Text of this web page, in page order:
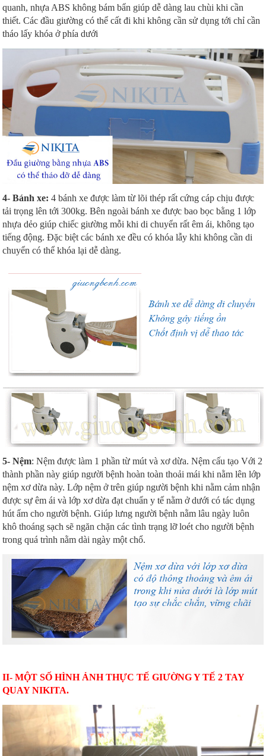
quanh, nhựa ABS không bám bẩn giúp dễ dàng lau chùi khi cần
thiết. Các đầu giường có thể cất đi khi không cần sử dụng tới chỉ cần
tháo lấy khóa ở phía dưới
4- Bánh xe: 4 bánh xe được làm từ lõi thép rất cứng cáp chịu được
tải trọng lên tới 300kg. Bên ngoài bánh xe được bao bọc bằng 1 lớp
nhựa dẻo giúp chiếc giường mỗi khi di chuyển rất êm ái, không tạo
tiếng động. Đặc biệt các bánh xe đều có khóa lẫy khi không cần di
chuyển có thể khóa lại dễ dàng.
5- Nệm: Nệm được làm 1 phần từ mút và xơ dừa. Nệm cấu tạo Với 2
thành phần này giúp người bệnh hoàn toàn thoải mái khi nằm lên lớp
nệm xơ dừa này. Lớp nệm ở trên giúp người bệnh khi nằm cảm nhận
được sự êm ái và lớp xơ dừa đạt chuẩn y tế nằm ở dưới có tác dụng
hút ẩm cho người bệnh. Giúp lưng người bệnh nằm lâu ngày luôn
khô thoáng sạch sẽ ngăn chặn các tình trạng lỡ loét cho người bệnh
trong quá trình nằm dài ngày một chổ.
II- MỘT SỐ HÌNH ẢNH THỰC TẾ GIƯỜNG Y TẾ 2 TAY
QUAY NIKITA.